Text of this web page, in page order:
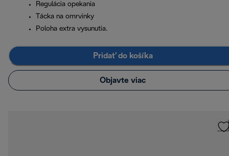
Regulácia opekania
Tácka na omrvinky
Poloha extra vysunutia.
Pridať do košíka
Objavte viac